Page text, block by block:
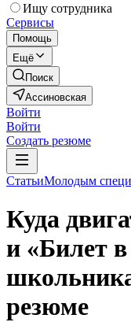
Ищу сотрудника
Сервисы
Помощь
Ещё
Поиск
Ассиновская
Войти
Войти
Создать резюме
СтатьиМолодым
Куда
и «Билет
резюме